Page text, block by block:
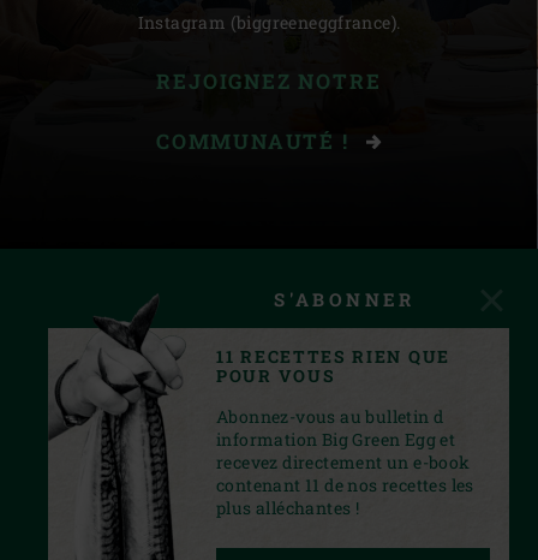
Instagram (biggreeneggfrance).
REJOIGNEZ NOTRE
COMMUNAUTÉ !
S'ABONNER
11 RECETTES RIEN QUE
POUR VOUS
Abonnez-vous au bulletin d
information Big Green Egg et
recevez directement un e-book
contenant 11 de nos recettes les
plus alléchantes !